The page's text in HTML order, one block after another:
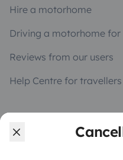
Hire a motorhome
Driving a motorhome
Reviews from our users
Help Centre for travellers
OWNERS